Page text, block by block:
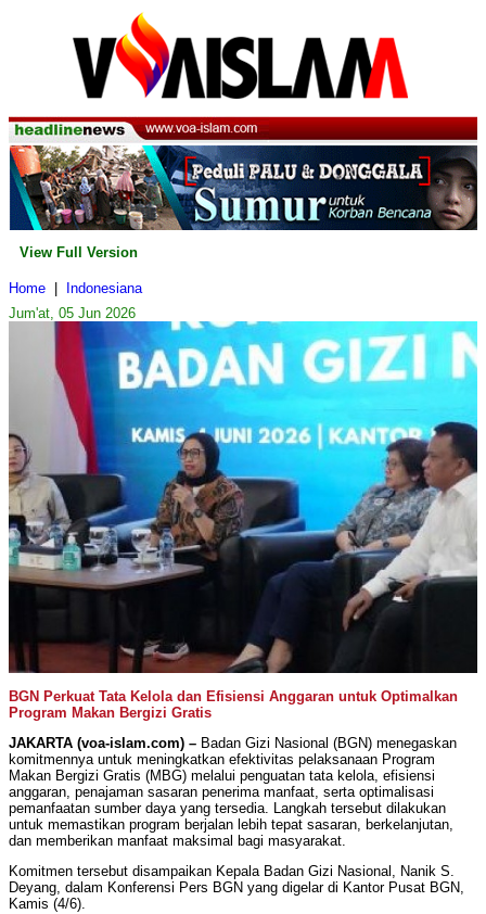
View Full Version
Home
Indonesiana
Jum'at, 05 Jun 2026
BGN Perkuat Tata Kelola dan Efisiensi Anggaran untuk Optimalkan
Program Makan Bergizi Gratis
JAKARTA (voa-islam.com) – Badan Gizi Nasional (BGN) menegaskan
komitmennya untuk meningkatkan efektivitas pelaksanaan Program
Makan Bergizi Gratis (MBG) melalui penguatan tata kelola, efisiensi
anggaran, penajaman sasaran penerima manfaat, serta optimalisasi
pemanfaatan sumber daya yang tersedia. Langkah tersebut dilakukan
untuk memastikan program berjalan lebih tepat sasaran, berkelanjutan,
dan memberikan manfaat maksimal bagi masyarakat.
Komitmen tersebut disampaikan Kepala Badan Gizi Nasional, Nanik S.
Deyang, dalam Konferensi Pers BGN yang digelar di Kantor Pusat BGN,
Kamis (4/6).